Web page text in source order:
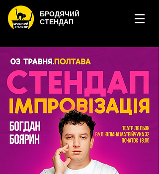
БРОДЯЧИЙ
СТЕНДАП